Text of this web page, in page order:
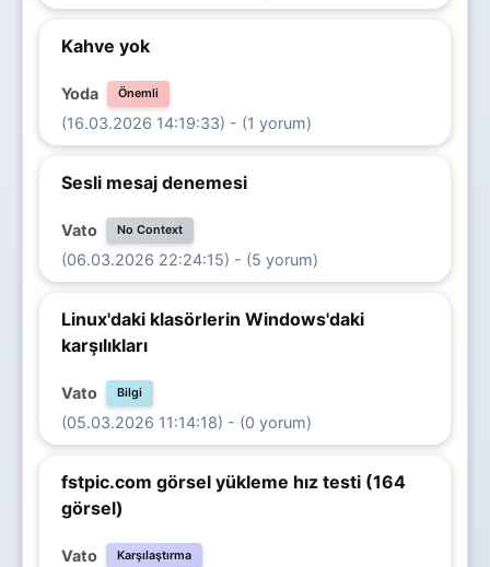
Kahve yok
Yoda Önemli
(16.03.2026 14:19:33) - (1 yorum)
Sesli mesaj denemesi
Vato No Context
(06.03.2026 22:24:15) - (5 yorum)
Linux'daki klasörlerin Windows'daki
karşılıkları
Vato Bilgi
(05.03.2026 11:14:18) - (0 yorum)
fstpic.com görsel yükleme hız testi (164
görsel)
Vato Karşılaştırma